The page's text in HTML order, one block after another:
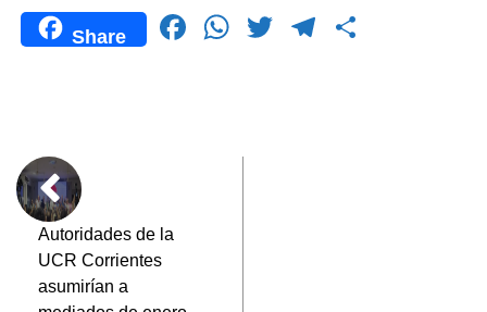
Share
F
W
A
T
T
Autoridades de la
UCR Corrientes
asumirían a